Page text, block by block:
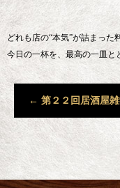
どれも店の“本気”が詰まった
今日の一杯を、最高の一皿と
← 第２２回居酒屋